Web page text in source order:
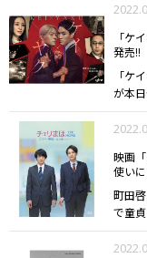
せてく
THE
売!!
「ケ
発売!!
「ケ
が本
に巨
れた
訴え
力団
前に
だと
実を
を決
映画
使い
町田
で童
DVD